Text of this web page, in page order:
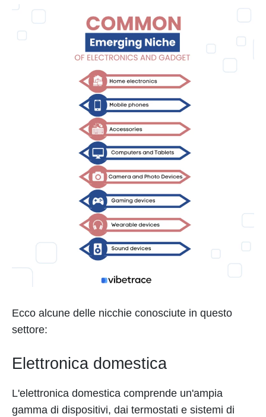
Ecco alcune delle nicchie conosciute in questo
settore:
Elettronica domestica
L'elettronica domestica comprende un'ampia
gamma di dispositivi, dai termostati e sistemi di